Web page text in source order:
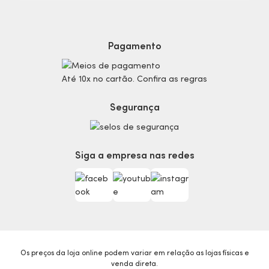
Preferências de Cookies
Consumidor.gov.br
Código de defesa do consumidor
Trocas e Devoluções
Produtos Masculinos
Teste do Tom de Base
Teste da Fragrância Perfeita
Encontre o Presente Ideal!
Beauty Week
Guia da Beleza Eudora
Pagamento
Até 10x no cartão. Confira as regras
Segurança
Siga a empresa nas redes
Os preços da loja online podem variar em relação as lojas físicas e
venda direta.